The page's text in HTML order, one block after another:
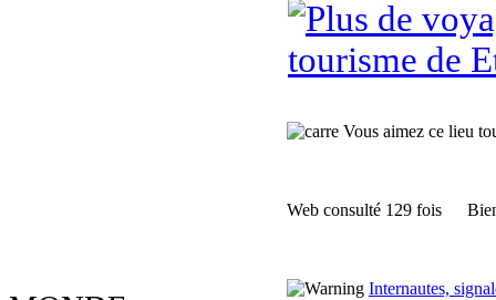
tourisme de
Vous aimez ce lieu
Web consulté 129 fois
Internautes,